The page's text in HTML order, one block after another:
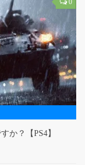
0
か？【PS4】